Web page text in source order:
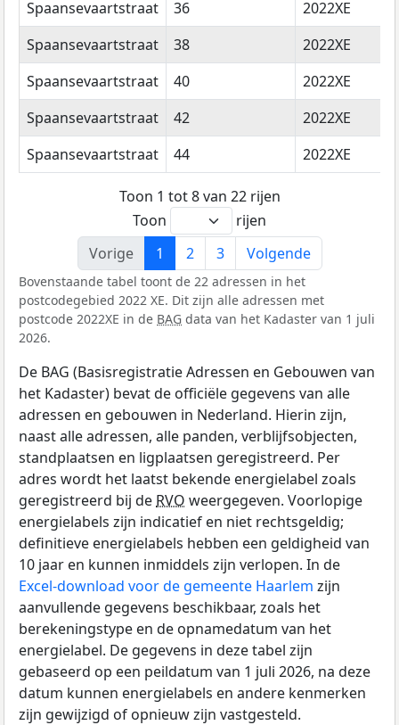
Spaansevaartstraat
36
2022XE
Spaansevaartstraat
38
2022XE
Spaansevaartstraat
40
2022XE
Spaansevaartstraat
42
2022XE
Spaansevaartstraat
44 2022XE
Toon 1 tot 8 van 22 rijen
Toon
rijen
Vorige
1 2 3 Volgende
Bovenstaande tabel toont de 22 adressen in het
postcodegebied 2022 XE. Dit zijn alle adressen met
postcode 2022XE in de BAG data van het Kadaster van 1 juli
2026.
De BAG (Basisregistratie Adressen en Gebouwen van
het Kadaster) bevat de officiële gegevens van alle
adressen en gebouwen in Nederland. Hierin zijn,
naast alle adressen, alle panden, verblijfsobjecten,
standplaatsen en ligplaatsen geregistreerd. Per
adres wordt het laatst bekende energielabel zoals
geregistreerd bij de RVO weergegeven. Voorlopige
energielabels zijn indicatief en niet rechtsgeldig;
definitieve energielabels hebben een geldigheid van
10 jaar en kunnen inmiddels zijn verlopen. In de
Excel-download voor de gemeente Haarlem zijn
aanvullende gegevens beschikbaar, zoals het
berekeningstype en de opnamedatum van het
energielabel. De gegevens in deze tabel zijn
gebaseerd op een peildatum van 1 juli 2026, na deze
datum kunnen energielabels en andere kenmerken
zijn gewijzigd of opnieuw zijn vastgesteld.